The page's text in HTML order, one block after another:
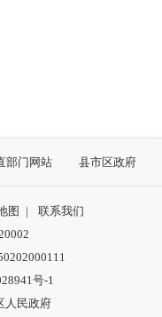
部门网站 县市区政府
图 |
联系我们
号-1
人民政府